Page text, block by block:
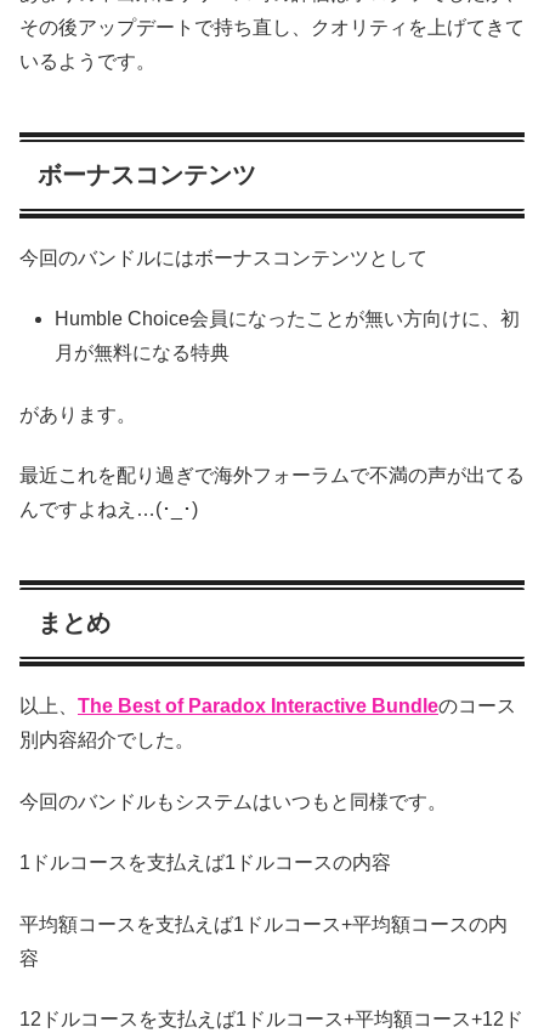
その後アップデートで持ち直し、クオリティを上げてきて
いるようです。
ボーナスコンテンツ
今回のバンドルにはボーナスコンテンツとして
Humble Choice会員になったことが無い方向けに、初
月が無料になる特典
があります。
最近これを配り過ぎで海外フォーラムで不満の声が出てる
んですよねえ…(･_･)
まとめ
以上、 The Best of Paradox Interactive Bundleのコース
別内容紹介でした。
今回のバンドルもシステムはいつもと同様です。
1ドルコースを支払えば1ドルコースの内容
平均額コースを支払えば1ドルコース+平均額コースの内
容
12ドルコースを支払えば1ドルコース+平均額コース+12ド